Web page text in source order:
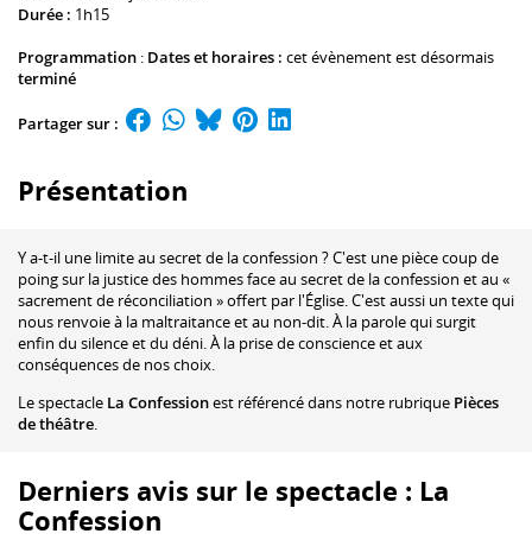
Durée : 1h15
Programmation : Dates et horaires : cet évènement est désormais
terminé
Partager sur :
Présentation
Y a-t-il une limite au secret de la confession ? C'est une pièce coup de
poing sur la justice des hommes face au secret de la confession et au «
sacrement de réconciliation » offert par l'Église. C'est aussi un texte qui
nous renvoie à la maltraitance et au non-dit. À la parole qui surgit
enfin du silence et du déni. À la prise de conscience et aux
conséquences de nos choix.
Le spectacle La Confessionest référencé dans notre rubrique Pièces
de théâtre.
Derniers avis sur le spectacle : La
Confession